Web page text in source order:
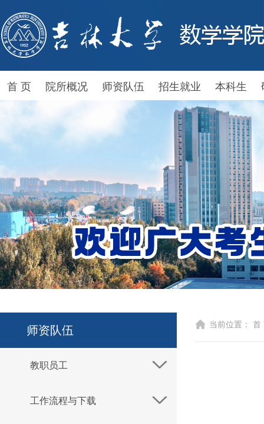
首 页 院所概况 师资队伍 招生就业 本科生
师资队伍
教职员工
工作流程与下载
当前位置： 首